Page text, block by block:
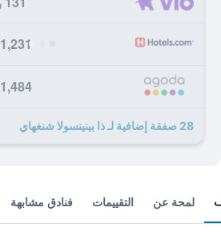
1,231 ﷼
1,484 ﷼
28 صفقة إضافية لـ ذا بينينسولا شنغهاي
لمحة عن التقييمات فنادق مشابهة